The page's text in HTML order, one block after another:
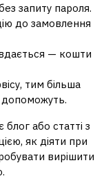
запиту пароля.
до замовлення
— кошти
тим більша
допоможуть.
або статті з
як діяти при
вирішити